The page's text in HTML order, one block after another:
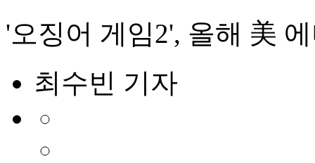
'오징어 게임2', 올해 美
최수빈 기자